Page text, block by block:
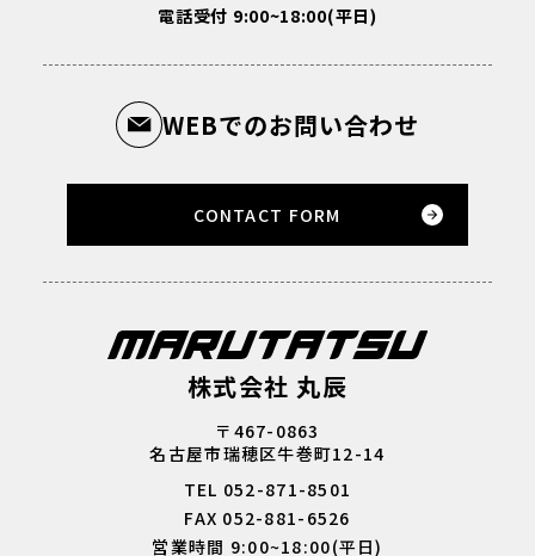
電話受付 9:00~18:00(平日)
WEBでのお問い合わせ
CONTACT FORM
株式会社 丸辰
〒467-0863
名古屋市瑞穂区牛巻町12-14
TEL 052-871-8501
FAX 052-881-6526
営業時間 9:00~18:00(平日)